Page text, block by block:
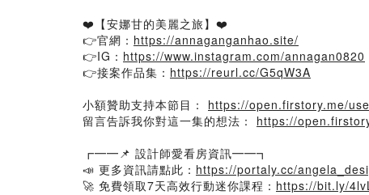
❤️【安娜甘的美麗之旅】❤️
👉官網： https://annaganganhao.site/
👉IG： https://www.instagram.com/annagan0820
👉接案作品集： https://reurl.cc/G5qW3A
小額贊助支持本節目： https://open.firstory.me/
留言告訴我你對這一集的想法： https://
┏━━📌 設計師愛看房資訊━━┓
📣 更多資訊請點此： https://portaly.cc/
🚀 免費領取7天高效行動迷你課程： https://bit.ly/